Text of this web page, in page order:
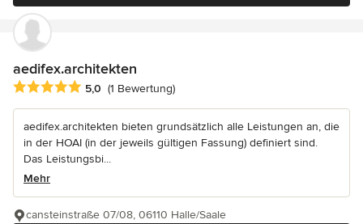
aedifex.architekten
Durchschnittliche Bewertung: 5 von 5 Sternen
5,0 (1 Bewertung)
aedifex.architekten bieten grundsätzlich alle Leistungen an, die
in der HOAI (in der jeweils gültigen Fassung) definiert sind.
Das Leistungsbi...
Mehr
cansteinstraße 07/08, 06110 Halle/Saale